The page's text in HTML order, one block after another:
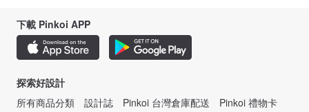
下載 Pinkoi APP
探索好設計
所有商品分類
設計誌 Pinkoi 台灣倉庫配送
Pinkoi 禮物卡